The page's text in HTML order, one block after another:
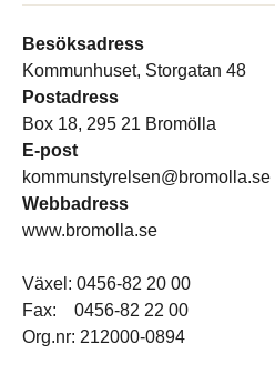
Besöksadress
Kommunhuset, Storgatan 48
Postadress
Box 18, 295 21 Bromölla
E-post
kommunstyrelsen@bromolla.se
Webbadress
www.bromolla.se
Växel: 0456-82 20 00
Fax: 0456-82 22 00
Org.nr: 212000-0894